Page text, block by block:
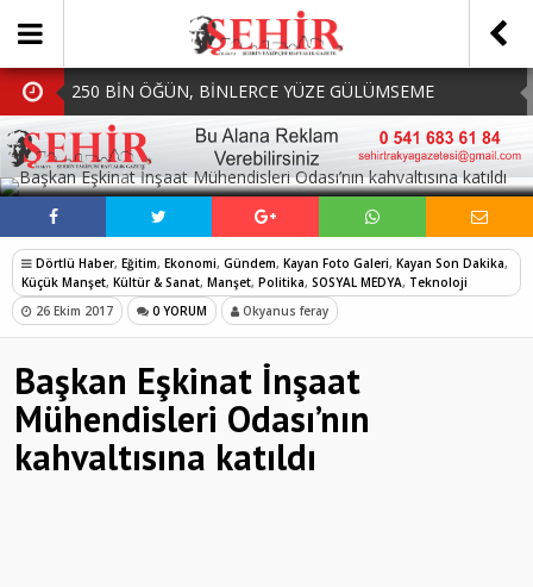
250 BİN ÖĞÜN, BİNLERCE YÜZE GÜLÜMSEME
BAŞKAN MÜGE YILDIZ TOPAK: ‘SOSYAL
BELEDİYECİLİKTE HİÇBİR HEMŞERİMİZİ YALNIZ
BIRAKMIYORUZ!’
MHP Çorlu İlçe Teşkilatında Yeni Dönem Başladı:
Mazbatalar Alındı
Dolu Vurdu, Büyükşehir Üreticiyi Yalnız Bırakmadı
SOFRALARDA BEREKETİ, GÖNÜLLERDE DAYANIŞMAYI
BÜYÜTÜYORUZ!
SOSYAL MEDYADA PAYLAŞ
Dörtlü Haber, Eğitim, Ekonomi, Gündem, Kayan Foto Galeri, Kayan Son Dakika,
Küçük Manşet, Kültür & Sanat, Manşet, Politika, SOSYAL MEDYA, Teknoloji
26 Ekim 2017
0 YORUM Okyanus feray
Başkan Eşkinat İnşaat
Mühendisleri Odası’nın
kahvaltısına katıldı